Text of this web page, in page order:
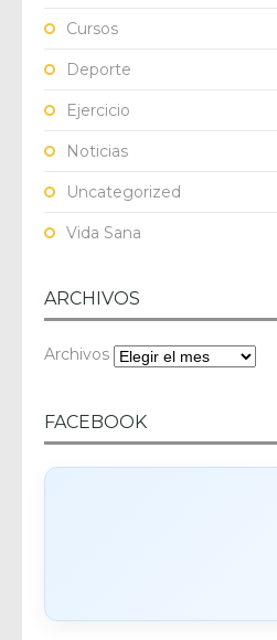
Cursos
Deporte
Ejercicio
Noticias
Uncategorized
Vida Sana
ARCHIVOS
Archivos
FACEBOOK